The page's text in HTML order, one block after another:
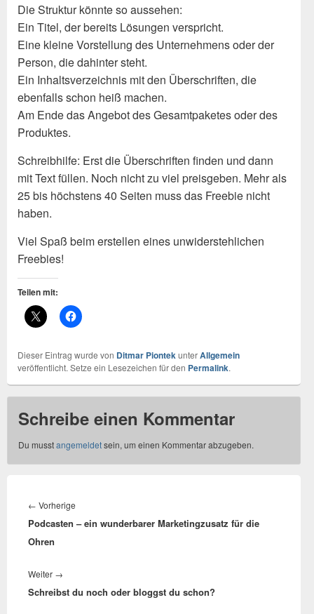
Die Struktur könnte so aussehen:
Ein Titel, der bereits Lösungen verspricht.
Eine kleine Vorstellung des Unternehmens oder der
Person, die dahinter steht.
Ein Inhaltsverzeichnis mit den Überschriften, die
ebenfalls schon heiß machen.
Am Ende das Angebot des Gesamtpaketes oder des
Produktes.
Schreibhilfe: Erst die Überschriften finden und dann
mit Text füllen. Noch nicht zu viel preisgeben. Mehr als
25 bis höchstens 40 Seiten muss das Freebie nicht
haben.
Viel Spaß beim erstellen eines unwiderstehlichen
Freebies!
Teilen mit:
Dieser Eintrag wurde von Ditmar PiontekunterAllgemein
veröffentlicht. Setze ein Lesezeichen für den Permalink.
Schreibe einen Kommentar
Du musstangemeldetsein, um einen Kommentar abzugeben.
← Vorherige
Beitrag:
Podcasten – ein wunderbarer Marketingzusatz für die
Ohren
Weiter →
Beitrag:
Schreibst du noch oder bloggst du schon?